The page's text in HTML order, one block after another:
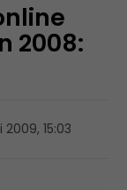
2008:
15:03